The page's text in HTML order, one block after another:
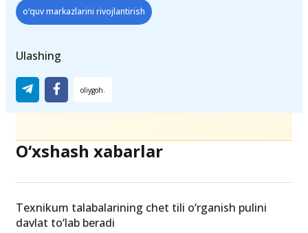
o‘quv markazlarini rivojlantirish
Ulashing
O‘xshash xabarlar
Texnikum talabalarining chet tili o‘rganish pulini
davlat to‘lab beradi